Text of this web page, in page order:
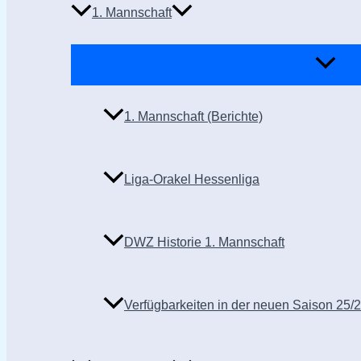
1. Mannschaft
1. Mannschaft (Berichte)
Liga-Orakel Hessenliga
DWZ Historie 1. Mannschaft
Verfügbarkeiten in der neuen Saison 25/